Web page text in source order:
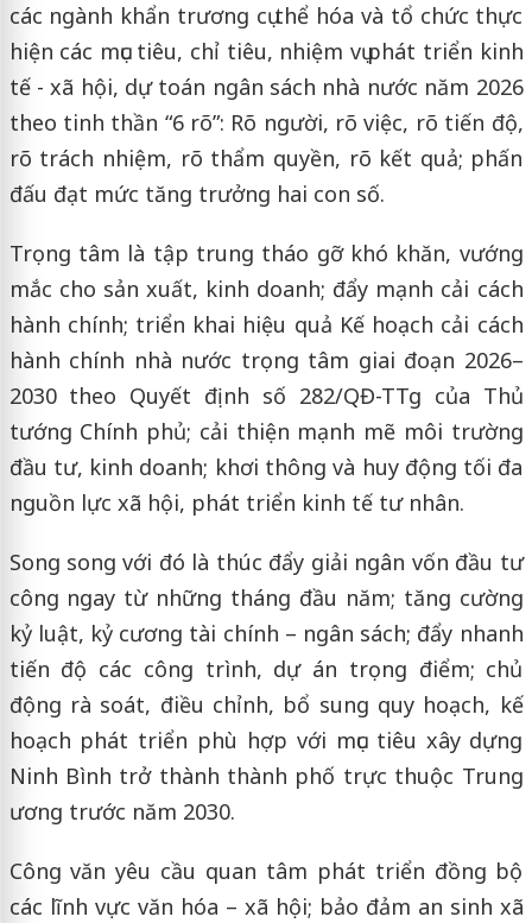
các ngành khẩn trương cụ thể hóa và tổ chức thực
hiện các mục tiêu, chỉ tiêu, nhiệm vụ phát triển kinh
tế - xã hội, dự toán ngân sách nhà nước năm 2026
theo tinh thần “6 rõ”: Rõ người, rõ việc, rõ tiến độ,
rõ trách nhiệm, rõ thẩm quyền, rõ kết quả; phấn
đấu đạt mức tăng trưởng hai con số.
Trọng tâm là tập trung tháo gỡ khó khăn, vướng
mắc cho sản xuất, kinh doanh; đẩy mạnh cải cách
hành chính; triển khai hiệu quả Kế hoạch cải cách
hành chính nhà nước trọng tâm giai đoạn 2026–
2030 theo Quyết định số 282/QĐ-TTg của Thủ
tướng Chính phủ; cải thiện mạnh mẽ môi trường
đầu tư, kinh doanh; khơi thông và huy động tối đa
nguồn lực xã hội, phát triển kinh tế tư nhân.
Song song với đó là thúc đẩy giải ngân vốn đầu tư
công ngay từ những tháng đầu năm; tăng cường
kỷ luật, kỷ cương tài chính – ngân sách; đẩy nhanh
tiến độ các công trình, dự án trọng điểm; chủ
động rà soát, điều chỉnh, bổ sung quy hoạch, kế
hoạch phát triển phù hợp với mục tiêu xây dựng
Ninh Bình trở thành thành phố trực thuộc Trung
ương trước năm 2030.
Công văn yêu cầu quan tâm phát triển đồng bộ
các lĩnh vực văn hóa – xã hội; bảo đảm an sinh xã